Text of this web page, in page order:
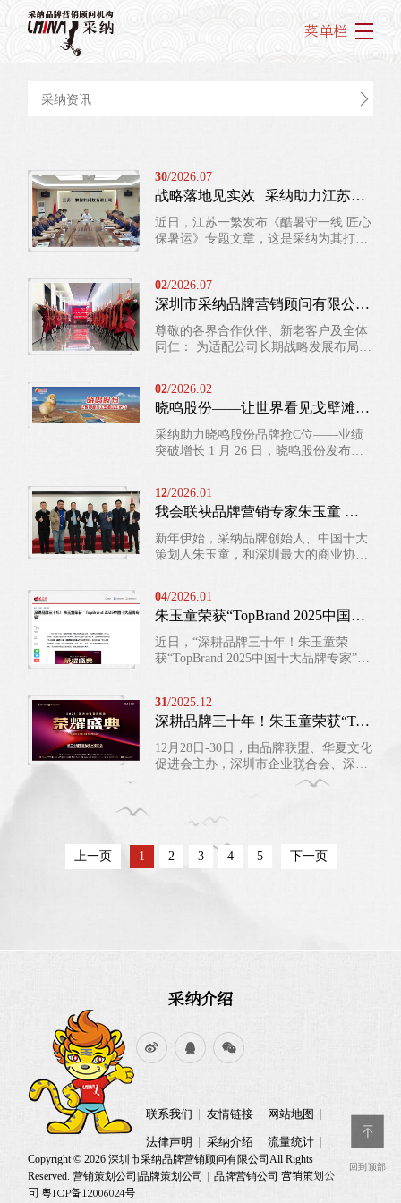
菜单栏
采纳资讯
30/2026.07
战略落地见实效 | 采纳助力江苏一繁 构建5A级动车维保品牌心智
近日，江苏一繁发布《酷暑守一线 匠心
保暑运》专题文章，这是采纳为其打造
态化落地的重要里程碑，充分印证了系
统化品牌规划对企业发展的引领价值。
战略落地：反复强化 “5A 级动车维护保
养管理服务商” 的身份标签，将顶...
02/2026.07
深圳市采纳品牌营销顾问有限公司乔迁通告
尊敬的各界合作伙伴、新老客户及全体
同仁： 为适配公司长期战略发展布局，
顾问有限公司已于2026 年 4 月 1 日正
式完成总部乔迁。本次公司斥资千万购
置自有总部办公物业，落址深圳龙华凯
立方广场，是采纳发展进程中又一重要
里程碑。 作为深耕品牌营销领域 31 年
02/2026.02
晓鸣股份——让世界看见戈壁滩的生命力
采纳助力晓鸣股份品牌抢C位——业绩
突破增长 1 月 26 日，晓鸣股份发布
润 7100 万至 9200 万元，同比增长
58.43%至 105.30%。市场份额由第三到
第一 ，成为行业无可争议的龙头！ 业
绩增长的背后，是晓鸣人敢于人先，砥
砺前进的步伐！ 20 年多前，创始人魏
12/2026.01
我会联袂品牌营销专家朱玉童 助力企业抢占市场“C位”
新年伊始，采纳品牌创始人、中国十大
策划人朱玉童，和深圳最大的商业协会
程，深圳市企业家联合会（以下简
称“我会”）紧锣密鼓，为企业赋能的系
列服务工作已迅速展开。2026年1月8日
上午，我会特邀中国十大策划人、品牌
营销专家朱玉童及采纳品牌研究院院长
持会议，双方围绕“精准赋...
04/2026.01
朱玉童荣获“TopBrand 2025中国十大品牌专家——引发媒体的相继报道
近日，“深耕品牌三十年！朱玉童荣
获“TopBrand 2025中国十大品牌专家”受
万。 朱玉童老师是中国品牌营销领域的
先行者与持续创新者，拥有超过三十年
的行业深耕经验。作为首届中国十大策
划人、中国品牌营销课题组首席顾问、
中国最具影响力的营销策划人之一，三
十年来，始终以“助力中国品牌崛起”为
31/2025.12
深耕品牌三十年！朱玉童荣获“TopBrand 2025中国十大品牌专家”
12月28日-30日，由品牌联盟、华夏文化
促进会主办，深圳市企业联合会、深圳
工业总会、学习型中国论坛及LOOKWE
国品牌人物年会在深圳隆重举行。本次
盛会以“谁为中国赢得尊敬”为主题，汇
聚了来自政府、企业、产业、学术、媒
上一页 1 2 3 4 5 下一页
采纳介绍
联系我们 友情链接 网站地图
法律声明 流量统计
采纳介绍
Copyright © 2026 深圳市采纳品牌营销顾问有限公司All Rights
Reserved. 营销策划公司|品牌策划公司｜品牌营销公司营销策划公
司 粤ICP备12006024号
回到顶部